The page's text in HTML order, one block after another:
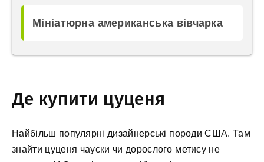
Мініатюрна американська вівчарка
Де купити цуценя
Найбільш популярні дизайнерські породи США. Там
знайти цуценя чауски чи дорослого метису не